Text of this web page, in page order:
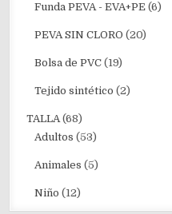
Funda PEVA - EVA+PE (6)
PEVA SIN CLORO (20)
Bolsa de PVC (19)
Tejido sintético (2)
TALLA (68)
Adultos (53)
Animales (5)
Niño (12)